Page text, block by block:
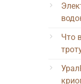
Что